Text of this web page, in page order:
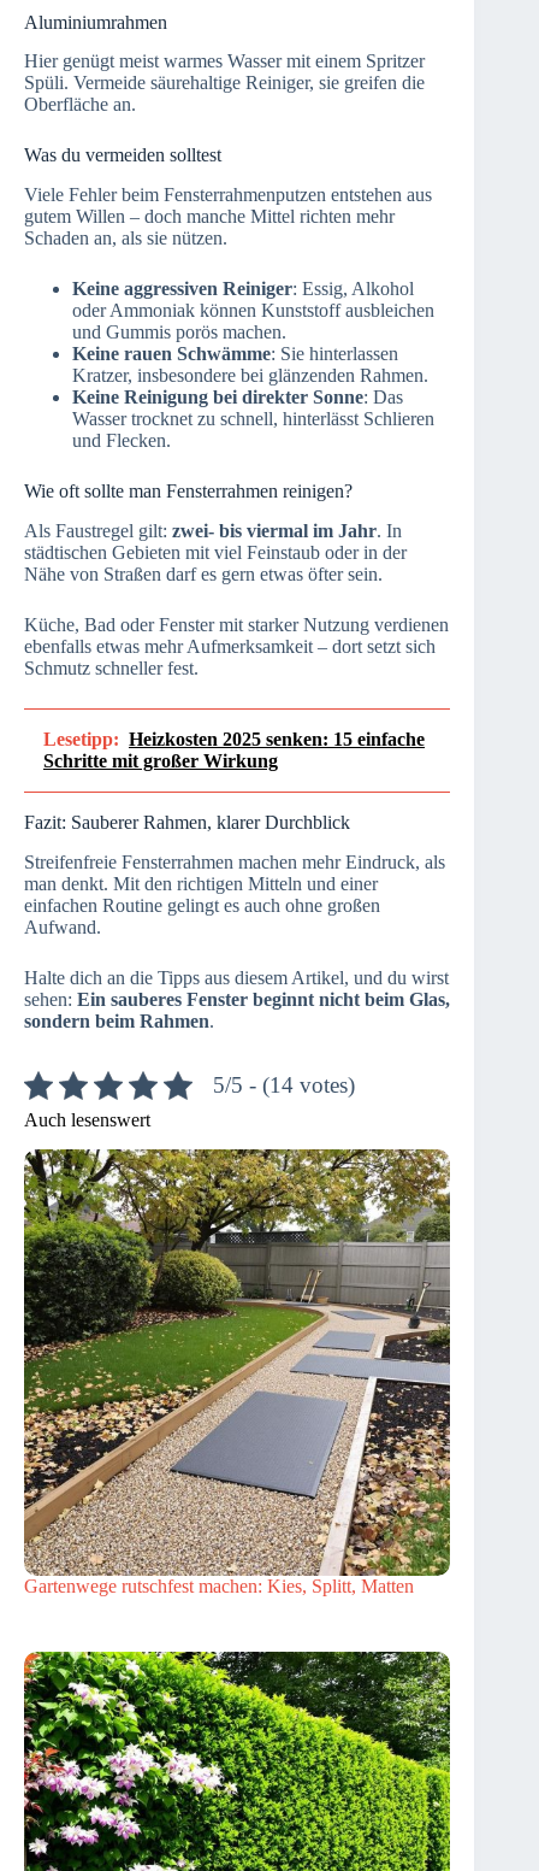
Aluminiumrahmen
Hier genügt meist warmes Wasser mit einem Spritzer
Spüli. Vermeide säurehaltige Reiniger, sie greifen die
Oberfläche an.
Was du vermeiden solltest
Viele Fehler beim Fensterrahmenputzen entstehen aus
gutem Willen – doch manche Mittel richten mehr
Schaden an, als sie nützen.
Keine aggressiven Reiniger: Essig, Alkohol
oder Ammoniak können Kunststoff ausbleichen
und Gummis porös machen.
Keine rauen Schwämme: Sie hinterlassen
Kratzer, insbesondere bei glänzenden Rahmen.
Keine Reinigung bei direkter Sonne: Das
Wasser trocknet zu schnell, hinterlässt Schlieren
und Flecken.
Wie oft sollte man Fensterrahmen reinigen?
Als Faustregel gilt: zwei- bis viermal im Jahr. In
städtischen Gebieten mit viel Feinstaub oder in der
Nähe von Straßen darf es gern etwas öfter sein.
Küche, Bad oder Fenster mit starker Nutzung verdienen
ebenfalls etwas mehr Aufmerksamkeit – dort setzt sich
Schmutz schneller fest.
Lesetipp: Heizkosten 2025 senken: 15 einfache
Schritte mit großer Wirkung
Fazit: Sauberer Rahmen, klarer Durchblick
Streifenfreie Fensterrahmen machen mehr Eindruck, als
man denkt. Mit den richtigen Mitteln und einer
einfachen Routine gelingt es auch ohne großen
Aufwand.
Halte dich an die Tipps aus diesem Artikel, und du wirst
sehen: Ein sauberes Fenster beginnt nicht beim Glas,
sondern beim Rahmen.
5/5 - (14 votes)
Auch lesenswert
Gartenwege rutschfest machen: Kies, Splitt, Matten